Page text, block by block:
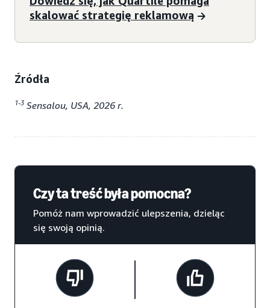
skalować strategię reklamową
Źródła
1-3 Sensalou, USA, 2026 r.
Czy ta treść była pomocna?
Pomóż nam wprowadzić ulepszenia, dzieląc
się swoją opinią.